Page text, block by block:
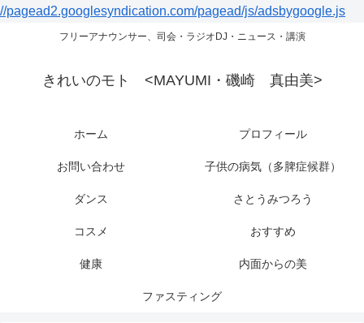
//pagead2.googlesyndication.com/pagead/js/adsbygoogle.js
フリーアナウンサー、司会・ラジオDJ・ニュース・講演
きれいのモト <MAYUMI・磯崎 真由美>
ホーム プロフィール
お問い合わせ 子供の病気（多脾症候群）
ダンス さとうみつろう
コスメ おすすめ
健康 内面からの美
ファスティング